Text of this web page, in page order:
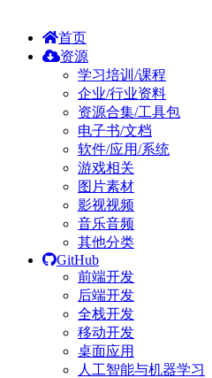
首页
资源
学习培训/课程
企业/行业资料
资源合集/工具包
电子书/文档
软件/应用/系统
游戏相关
图片素材
影视视频
音乐音频
其他分类
GitHub
前端开发
后端开发
全栈开发
移动开发
桌面应用
人工智能与机器学习